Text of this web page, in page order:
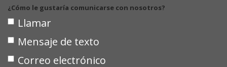
¿Cómo le gustaría comunicarse con nosotros?
Llamar
Mensaje de texto
Correo electrónico